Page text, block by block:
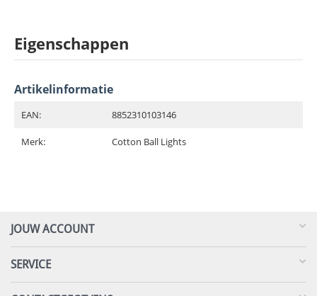
Eigenschappen
Artikelinformatie
EAN: 8852310103146
Merk: Cotton Ball Lights
JOUW ACCOUNT
SERVICE